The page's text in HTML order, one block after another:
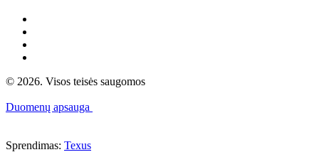
© 2026. Visos teisės saugomos
Duomenų apsauga
Sprendimas: Texus